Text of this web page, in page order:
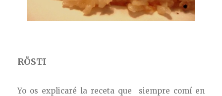
RÖSTI
Yo os explicaré la receta que siempre comí en